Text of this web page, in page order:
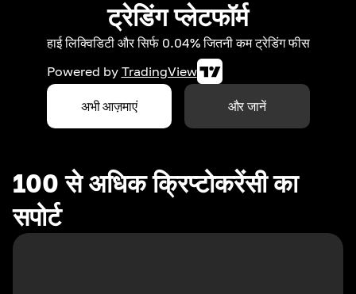
ट्रेडिंग प्लेटफॉर्म
हाई लिक्विडिटी और सिर्फ 0.04% जितनी कम ट्रेडिंग फीस
Powered by TradingView
अभी आज़माएं और जानें
100 से अधिक क्रिप्टोकरेंसी का
सपोर्ट